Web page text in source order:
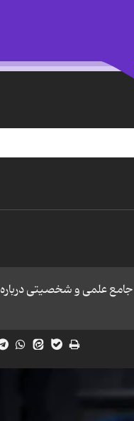
جامع علمی و شخصیتی درباره